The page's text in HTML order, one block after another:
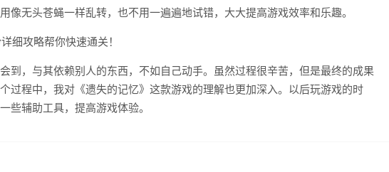
像无头苍蝇一样乱转，也不用一遍遍地试错，大大提高游戏效率和乐趣。
到，与其依赖别人的东西，不如自己动手。虽然过程很辛苦，但是最终的成果
过程中，我对《遗失的记忆》这款游戏的理解也更加深入。以后玩游戏的时
些辅助工具，提高游戏体验。